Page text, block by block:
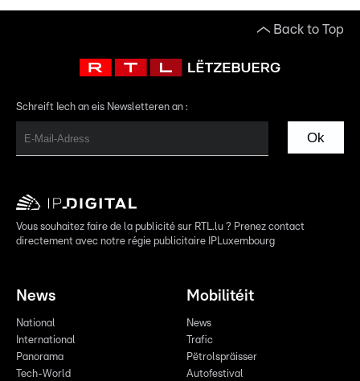
Back to Top
Schreift Iech an eis Newsletteren an :
Ok
Vous souhaitez faire de la publicité sur RTL.lu ? Prenez contact
directement avec notre régie publicitaire IPLuxembourg
News
National
International
Panorama
Tech-World
Mobilitéit
News
Trafic
Pëtrolspräisser
Autofestival